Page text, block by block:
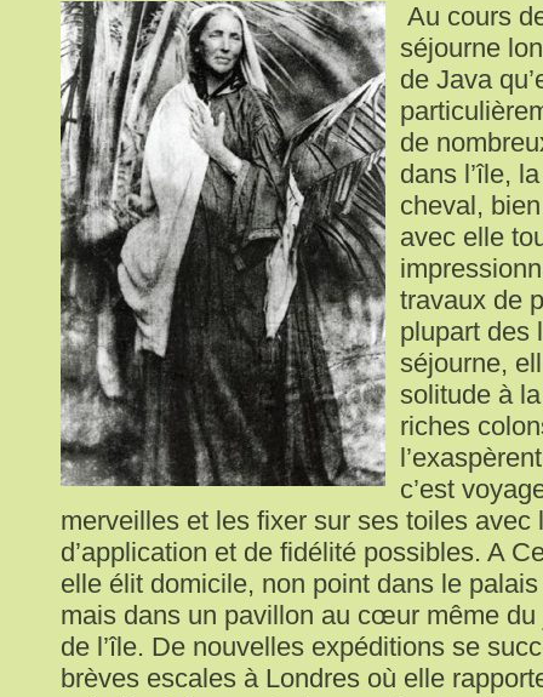
Au cours
séjourne
de Java
de
dans l’île,
cheval,
avec elle
travaux de
plupart des
séjourne,
solitude à
riches
c’est
merveilles et les fixer sur ses toiles avec
d’application et de fidélité possibles. A
elle élit domicile, non point dans le
mais dans un pavillon au cœur même du
de l’île. De nouvelles expéditions se
brèves escales à Londres où elle